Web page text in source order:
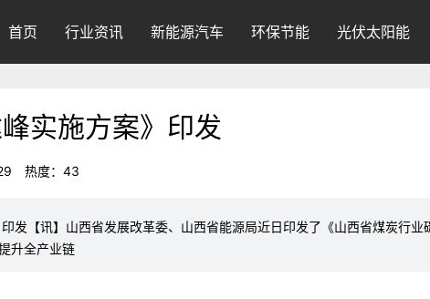
首页 行业资讯 新能源汽车 环保节能 光伏太阳能
实施方案》印发
热度：43
发【讯】山西省发展改革委、山西省能源局近日印发了《山西省煤炭行
升全产业链